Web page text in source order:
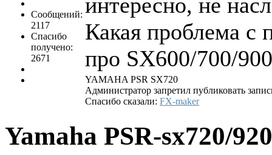
Сообщений:
2117
Спасибо
получено:
2671
Какая проблема с
про SX600/700/
YAMAHA PSR SХ720
Администратор запретил публиковать
Спасибо сказали: FX-maker
Yamaha PSR-sx720/